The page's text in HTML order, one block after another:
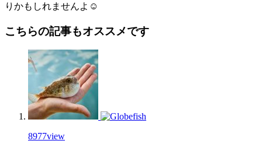
りかもしれませんよ☺
こちらの記事もオススメです
8977view